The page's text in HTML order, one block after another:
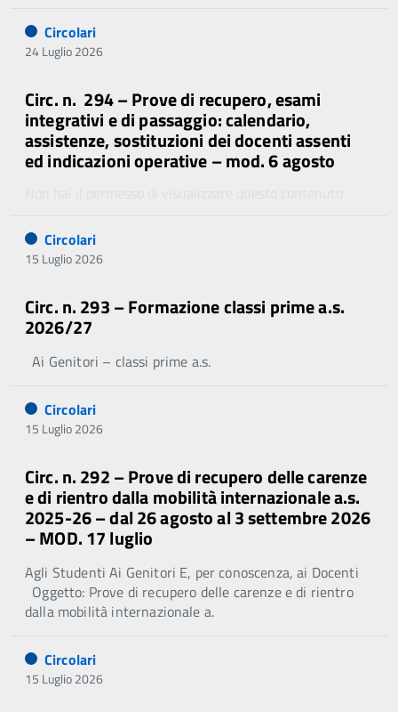
Circolari
24 Luglio 2026
Circ. n. 294 – Prove di recupero, esami
integrativi e di passaggio: calendario,
assistenze, sostituzioni dei docenti assenti
ed indicazioni operative – mod. 6 agosto
Circolari
15 Luglio 2026
Circ. n. 293 – Formazione classi prime a.s.
2026/27
Ai Genitori – classi prime a.s.
Circolari
15 Luglio 2026
Circ. n. 292 – Prove di recupero delle carenze
e di rientro dalla mobilità internazionale a.s.
2025-26 – dal 26 agosto al 3 settembre 2026
– MOD. 17 luglio
Agli Studenti Ai Genitori E, per conoscenza, ai Docenti
Oggetto: Prove di recupero delle carenze e di rientro
dalla mobilità internazionale a.
Circolari
15 Luglio 2026